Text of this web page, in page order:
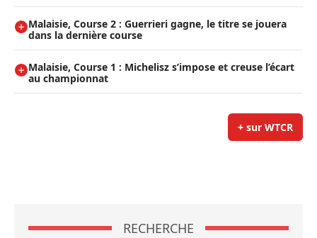
Malaisie, Course 2 : Guerrieri gagne, le titre se jouera
dans la dernière course
Malaisie, Course 1 : Michelisz s’impose et creuse l’écart
au championnat
+ sur WTCR
RECHERCHE